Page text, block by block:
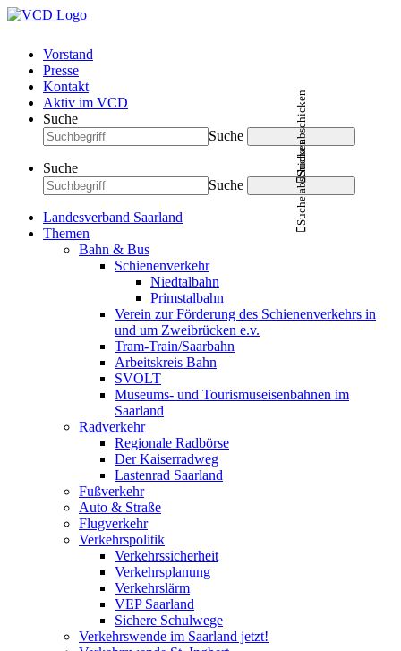
Vorstand
Presse
Kontakt
Aktiv im VCD
Suche
Suche
Suche abschicken
Suche
Suche
Suche abschicken
Landesverband Saarland
Themen
Bahn & Bus
Schienenverkehr
Niedtalbahn
Primstalbahn
Verein zur Förderung des Schienenverkehrs in
und um Zweibrücken e.v.
Tram-Train/Saarbahn
Arbeitskreis Bahn
SVOLT
Museums- und Tourismuseisenbahnen im
Saarland
Radverkehr
Regionale Radbörse
Der Kaiserradweg
Lastenrad Saarland
Fußverkehr
Auto & Straße
Flugverkehr
Verkehrspolitik
Verkehrssicherheit
Verkehrsplanung
Verkehrslärm
VEP Saarland
Sichere Schulwege
Verkehrswende im Saarland jetzt!